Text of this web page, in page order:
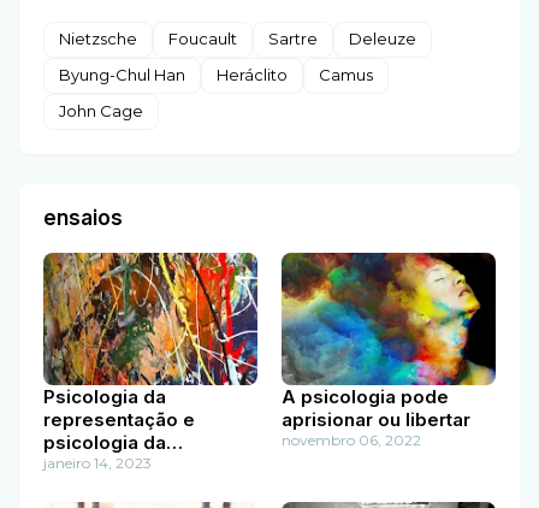
Nietzsche Foucault Sartre
Deleuze
Byung-Chul Han
Heráclito
Camus
John Cage
ensaios
Psicologia da
representação e
psicologia da
diferença
janeiro 14, 2023
A psicologia pode
aprisionar ou libertar
novembro 06, 2022